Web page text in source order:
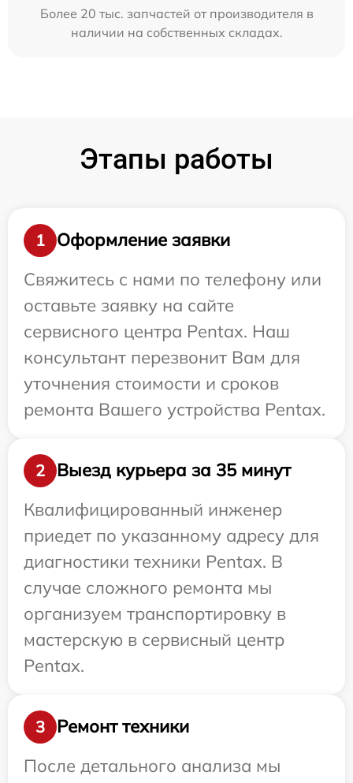
Более 20 тыс. запчастей от производителя в
наличии на собственных складах.
Этапы работы
1
Оформление заявки
Свяжитесь с нами по телефону или
оставьте заявку на сайте
сервисного центра Pentax. Наш
консультант перезвонит Вам для
уточнения стоимости и сроков
ремонта Вашего устройства Pentax.
2
Выезд курьера за 35 минут
Квалифицированный инженер
приедет по указанному адресу для
диагностики техники Pentax. В
случае сложного ремонта мы
организуем транспортировку в
мастерскую в сервисный центр
Pentax.
3
Ремонт техники
После детального анализа мы